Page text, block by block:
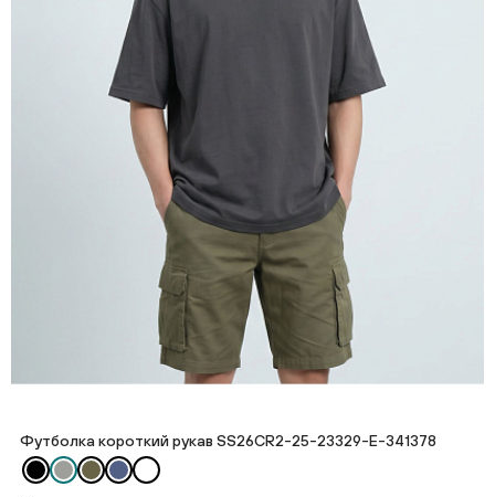
Футболка короткий рукав SS26CR2-25-23329-E-341378